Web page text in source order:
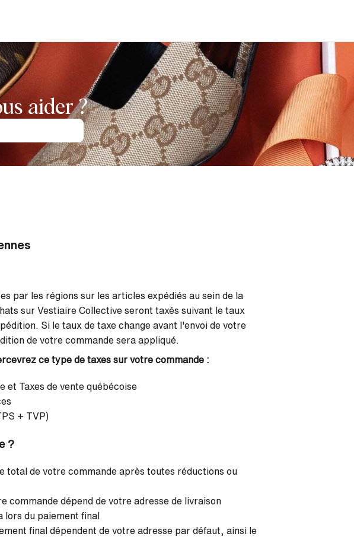
aider ?
par les régions sur les articles expédiés au sein de la
sur Vestiaire Collective seront taxés suivant le taux
Si le taux de taxe change avant l'envoi de votre
de votre commande sera appliqué.
ce type de taxes sur votre commande :
et Taxes de vente québécoise
+ TVP)
?
total de votre commande après toutes réductions ou
commande dépend de votre adresse de livraison
lors du paiement final
final dépendent de votre adresse par défaut, ainsi le